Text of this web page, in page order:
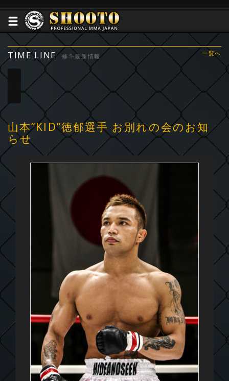
TIME LINE 修斗最新情報 一覧へ
山本“KID”徳郁選手 お別れの会のお知
らせ